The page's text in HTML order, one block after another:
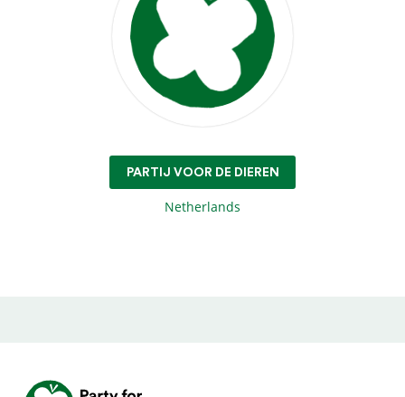
PARTIJ VOOR DE DIEREN
Netherlands